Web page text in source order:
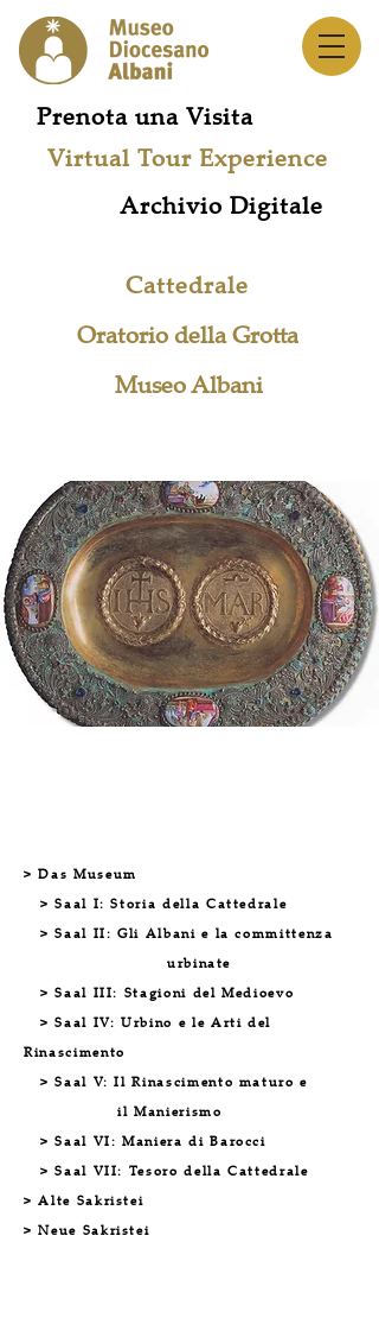
Prenota una Visita
Archivio Digitale
Cattedrale
Oratorio della Grotta
Museo Albani
Virtual Tour Experience
> Das Museum
> Saal I: Storia della Cattedrale
> Saal II: Gli Albani e la committenza
urbinate
> Saal III: Stagioni del Medioevo
> Saal IV: Urbino e le Arti del
Rinascimento
> Saal V: Il Rinascimento maturo e
il Manierismo
> Saal VI: Maniera di Barocci
> Saal VII: Tesoro della Cattedrale
> Alte Sakristei
> Neue Sakristei